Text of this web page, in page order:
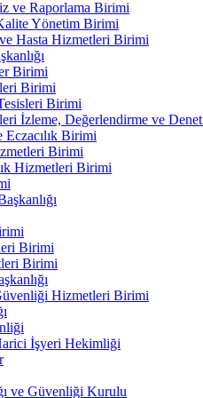
ve Raporlama Birimi
Yönetim Birimi
ve Hasta Hizmetleri Birimi
Birimi
Birimi
Birimi
İzleme, Değerlendirme ve
Eczacılık Birimi
Birimi
Hizmetleri Birimi
Birimi
Birimi
Hizmetleri Birimi
İşyeri Hekimliği
ve Güvenliği Kurulu